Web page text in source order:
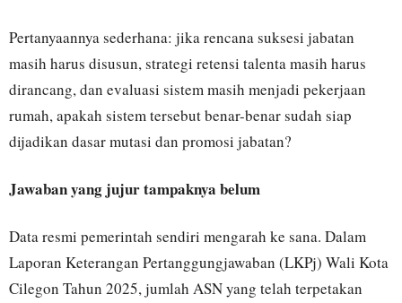
Pertanyaannya sederhana: jika rencana suksesi jabatan
masih harus disusun, strategi retensi talenta masih harus
dirancang, dan evaluasi sistem masih menjadi pekerjaan
rumah, apakah sistem tersebut benar-benar sudah siap
dijadikan dasar mutasi dan promosi jabatan?
Jawaban yang jujur tampaknya belum
Data resmi pemerintah sendiri mengarah ke sana. Dalam
Laporan Keterangan Pertanggungjawaban (LKPj) Wali Kota
Cilegon Tahun 2025, jumlah ASN yang telah terpetakan